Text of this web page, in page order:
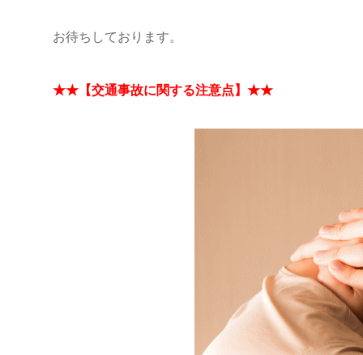
お待ちしております。
★★【交通事故に関する注意点】★★